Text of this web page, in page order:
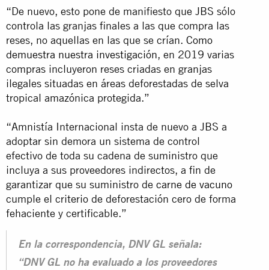
“De nuevo, esto pone de manifiesto que JBS sólo
controla las granjas finales a las que compra las
reses, no aquellas en las que se crían. Como
demuestra nuestra investigación, en 2019 varias
compras incluyeron reses criadas en granjas
ilegales situadas en áreas deforestadas de selva
tropical amazónica protegida.”
“Amnistía Internacional insta de nuevo a JBS a
adoptar sin demora un sistema de control
efectivo de toda su cadena de suministro que
incluya a sus proveedores indirectos, a fin de
garantizar que su suministro de carne de vacuno
cumple el criterio de deforestación cero de forma
fehaciente y certificable.”
En la correspondencia, DNV GL señala:
“DNV GL no ha evaluado a los proveedores